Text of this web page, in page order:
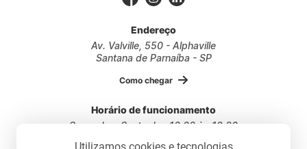
Endereço
Av. Valville, 550 - Alphaville
Santana de Parnaíba - SP
Como chegar
Horário de funcionamento
Segunda a Sexta das 10:00 às 18:30